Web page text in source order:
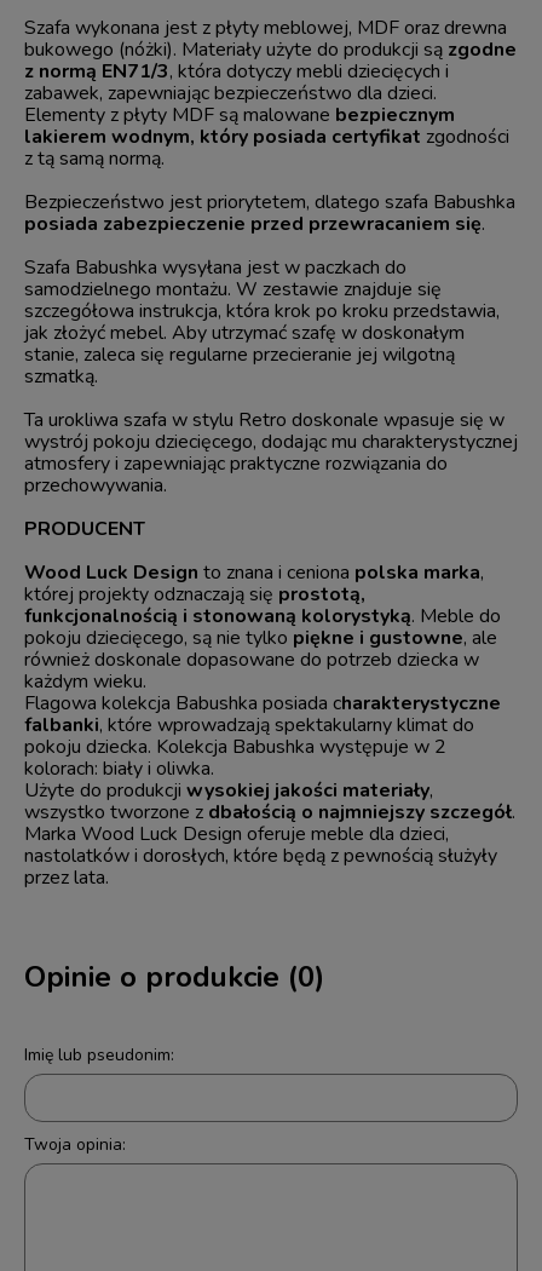
Szafa wykonana jest z płyty meblowej, MDF oraz drewna
bukowego (nóżki). Materiały użyte do produkcji są zgodne
z normą EN71/3, która dotyczy mebli dziecięcych i
zabawek, zapewniając bezpieczeństwo dla dzieci.
Elementy z płyty MDF są malowane bezpiecznym
lakierem wodnym, który posiada certyfikat zgodności
z tą samą normą.
Bezpieczeństwo jest priorytetem, dlatego szafa Babushka
posiada zabezpieczenie przed przewracaniem się.
Szafa Babushka wysyłana jest w paczkach do
samodzielnego montażu. W zestawie znajduje się
szczegółowa instrukcja, która krok po kroku przedstawia,
jak złożyć mebel. Aby utrzymać szafę w doskonałym
stanie, zaleca się regularne przecieranie jej wilgotną
szmatką.
Ta urokliwa szafa w stylu Retro doskonale wpasuje się w
wystrój pokoju dziecięcego, dodając mu charakterystycznej
atmosfery i zapewniając praktyczne rozwiązania do
przechowywania.
PRODUCENT
Wood Luck Design to znana i ceniona polska marka,
której projekty odznaczają się prostotą,
funkcjonalnością i stonowaną kolorystyką. Meble do
pokoju dziecięcego, są nie tylko piękne i gustowne, ale
również doskonale dopasowane do potrzeb dziecka w
każdym wieku.
Flagowa kolekcja Babushka posiada charakterystyczne
falbanki, które wprowadzają spektakularny klimat do
pokoju dziecka. Kolekcja Babushka występuje w 2
kolorach: biały i oliwka.
Użyte do produkcji wysokiej jakości materiały,
wszystko tworzone z dbałością o najmniejszy szczegół.
Marka Wood Luck Design oferuje meble dla dzieci,
nastolatków i dorosłych, które będą z pewnością służyły
przez lata.
Opinie o produkcie (0)
Imię lub pseudonim:
Twoja opinia: